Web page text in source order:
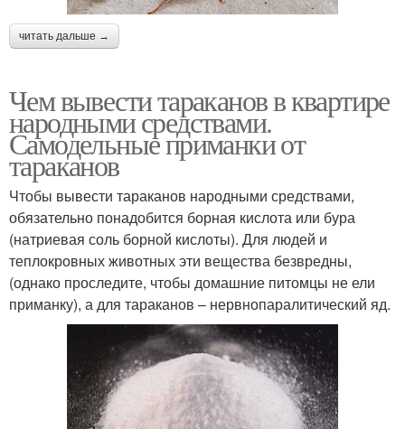
читать дальше →
Чем вывести тараканов в квартире
народными средствами.
Самодельные приманки от
тараканов
Чтобы вывести тараканов народными средствами,
обязательно понадобится борная кислота или бура
(натриевая соль борной кислоты). Для людей и
теплокровных животных эти вещества безвредны,
(однако проследите, чтобы домашние питомцы не ели
приманку), а для тараканов – нервнопаралитический яд.